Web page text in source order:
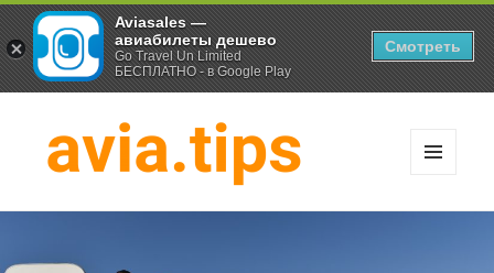
путешественников
Aviasales —
авиабилеты дешево
Go Travel Un Limited
БЕСПЛАТНО - в Google Play
Смотреть